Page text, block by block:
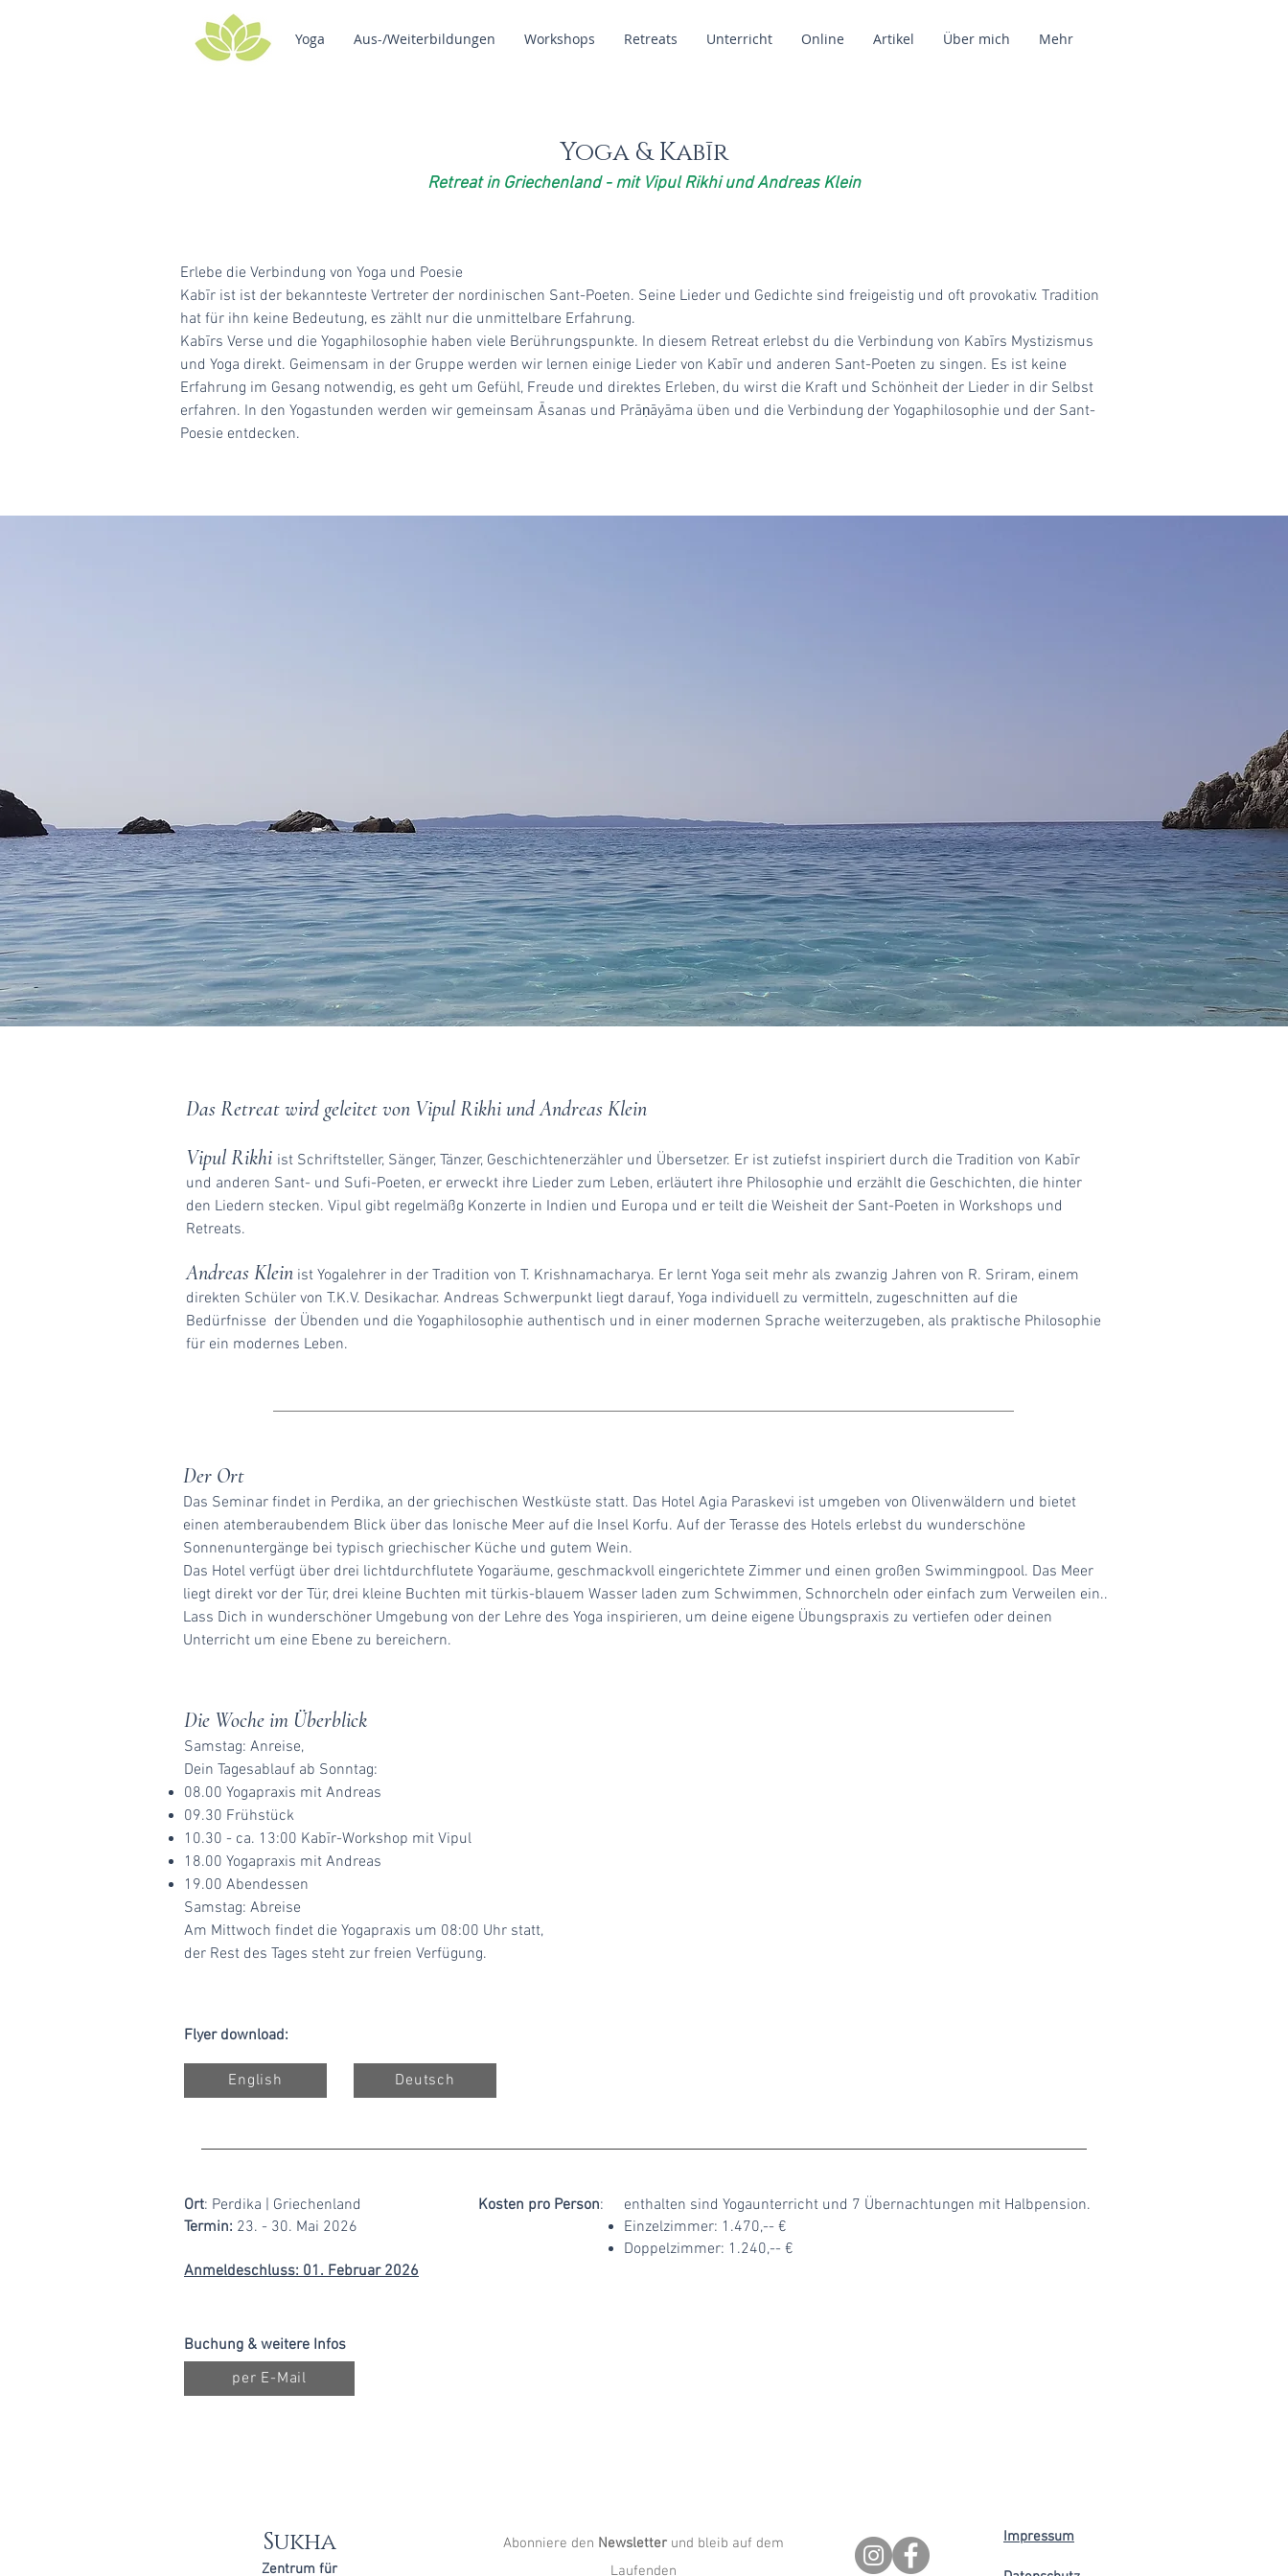
Yoga Aus-/Weiterbildungen Workshops Retreats Unterricht Online Artikel Über mich Mehr
Yoga & Kabīr
Retreat in Griechenland - mit Vipul Rikhi und Andreas Klein
Erlebe die Verbindung von Yoga und Poesie
Kabīr ist ist der bekannteste Vertreter der nordinischen Sant-Poeten. Seine Lieder und Gedichte sind freigeistig und oft provokativ. Tradition
hat für ihn keine Bedeutung, es zählt nur die unmittelbare Erfahrung.
Kabīrs Verse und die Yogaphilosophie haben viele Berührungspunkte. In diesem Retreat erlebst du die Verbindung von Kabīrs Mystizismus
und Yoga direkt. Geimensam in der Gruppe werden wir lernen einige Lieder von Kabīr und anderen Sant-Poeten zu singen. Es ist keine
Erfahrung im Gesang notwendig, es geht um Gefühl, Freude und direktes Erleben, du wirst die Kraft und Schönheit der Lieder in dir Selbst
erfahren. In den Yogastunden werden wir gemeinsam Āsanas und Prāṇāyāma üben und die Verbindung der Yogaphilosophie und der Sant-
Poesie entdecken.
Das Retreat wird geleitet von Vipul Rikhi und Andreas Klein
Vipul Rikhi ist Schriftsteller, Sänger, Tänzer, Geschichtenerzähler und Übersetzer. Er ist zutiefst inspiriert durch die Tradition von Kabīr
und anderen Sant- und Sufi-Poeten, er erweckt ihre Lieder zum Leben, erläutert ihre Philosophie und erzählt die Geschichten, die hinter
den Liedern stecken. Vipul gibt regelmäßg Konzerte in Indien und Europa und er teilt die Weisheit der Sant-Poeten in Workshops und
Retreats.
Andreas Klein ist Yogalehrer in der Tradition von T. Krishnamacharya. Er lernt Yoga seit mehr als zwanzig Jahren von R. Sriram, einem
direkten Schüler von T.K.V. Desikachar. Andreas Schwerpunkt liegt darauf, Yoga individuell zu vermitteln, zugeschnitten auf die
Bedürfnisse der Übenden und die Yogaphilosophie authentisch und in einer modernen Sprache weiterzugeben, als praktische Philosophie
für ein modernes Leben.
Der Ort
Das Seminar findet in Perdika, an der griechischen Westküste statt. Das Hotel Agia Paraskevi ist umgeben von Olivenwäldern und bietet
einen atemberaubendem Blick über das Ionische Meer auf die Insel Korfu. Auf der Terasse des Hotels erlebst du wunderschöne
Sonnenuntergänge bei typisch griechischer Küche und gutem Wein.
Das Hotel verfügt über drei lichtdurchflutete Yogaräume, geschmackvoll eingerichtete Zimmer und einen großen Swimmingpool. Das Meer
liegt direkt vor der Tür, drei kleine Buchten mit türkis-blauem Wasser laden zum Schwimmen, Schnorcheln oder einfach zum Verweilen ein..
Lass Dich in wunderschöner Umgebung von der Lehre des Yoga inspirieren, um deine eigene Übungspraxis zu vertiefen oder deinen
Unterricht um eine Ebene zu bereichern.
Die Woche im Überblick
Samstag: Anreise,
Dein Tagesablauf ab Sonntag:
08.00 Yogapraxis mit Andreas
09.30 Frühstück
10.30 - ca. 13:00 Kabīr-Workshop mit Vipul
18.00 Yogapraxis mit Andreas
19.00 Abendessen
Samstag: Abreise
Am Mittwoch findet die Yogapraxis um 08:00 Uhr statt,
der Rest des Tages steht zur freien Verfügung.
Flyer download:
English Deutsch
​​Ort: Perdika | Griechenland
Termin: 23. - 30. Mai 2026
Anmeldeschluss: 01. Februar 2026
Kosten pro Person:
enthalten sind Yogaunterricht und 7 Übernachtungen mit Halbpension.
Einzelzimmer: 1.470,-- €
Doppelzimmer: 1.240,-- €
Buchung & weitere Infos
per E-Mail
Sukha
Zentrum für
Abonniere den Newsletter und bleib auf dem
Laufenden
Impressum